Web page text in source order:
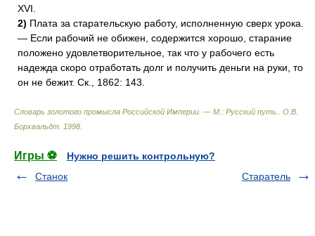
XVI.
2) Плата за старательскую работу, исполненную сверх урока.
— Если рабочий не обижен, содержится хорошо, старание
положено удовлетворительное, так что у рабочего есть
надежда скоро отработать долг и получить деньги на руки, то
он не бежит. Ск., 1862: 143.
Словарь золотого промысла Российской Империи. — М.: Русский путь.
О.В.
Борхвальдт 1998
Игры ⚽
Нужно решить контрольную?
Станок
Старатель